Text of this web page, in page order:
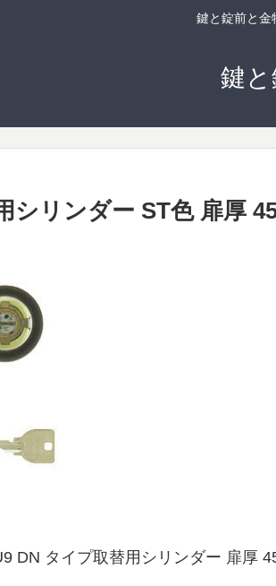
鍵と錠前と金
鍵と
シリンダー ST色 扉厚
DN タイプ取替用シリンダー 扉厚